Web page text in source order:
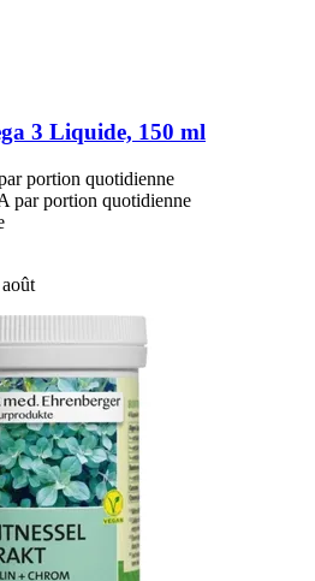
3 Liquide, 150 ml
portion quotidienne
par portion quotidienne